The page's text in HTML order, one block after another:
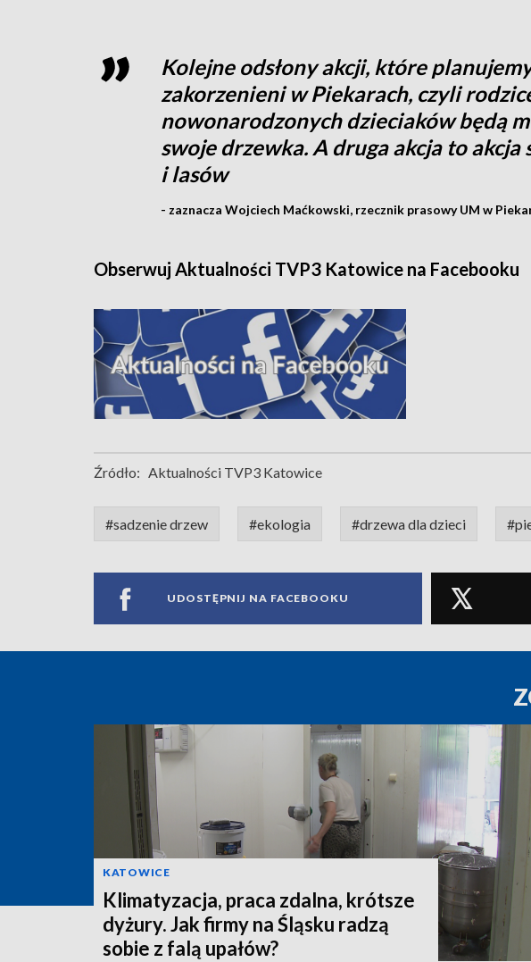
Kolejne odsłony akcji, które
zakorzenieni w Piekarach, czyli
nowonarodzonych dzieciaków będą
swoje drzewka. A druga akcja to akcja
i lasów
- zaznacza Wojciech Maćkowski, rzecznik prasowy UM w
Obserwuj Aktualności TVP3 Katowice na Facebooku
Źródło: Aktualności TVP3 Katowice
#sadzenie drzew #ekologia #drzewa dla dzieci
UDOSTĘPNIJ NA FACEBOOKU
KATOWICE
Klimatyzacja, praca zdalna, krótsze
dyżury. Jak firmy na Śląsku radzą
sobie z falą upałów?